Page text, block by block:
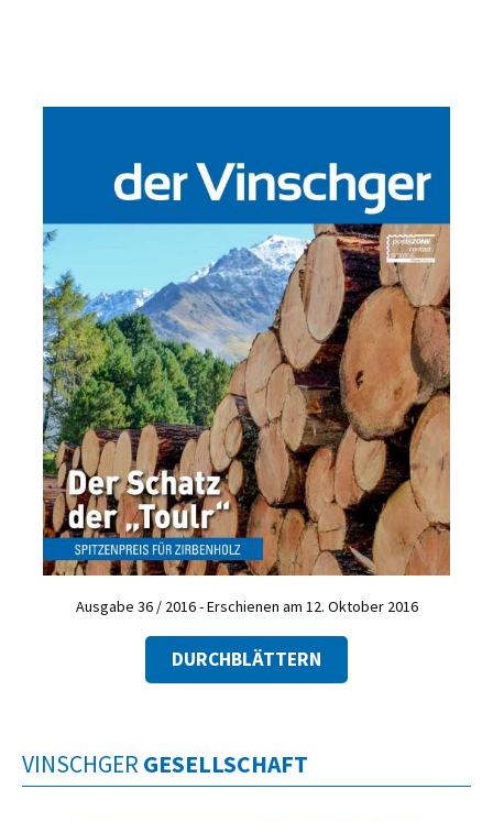
Ausgabe 36 / 2016 - Erschienen am 12. Oktober 2016
DURCHBLÄTTERN
VINSCHGER GESELLSCHAFT